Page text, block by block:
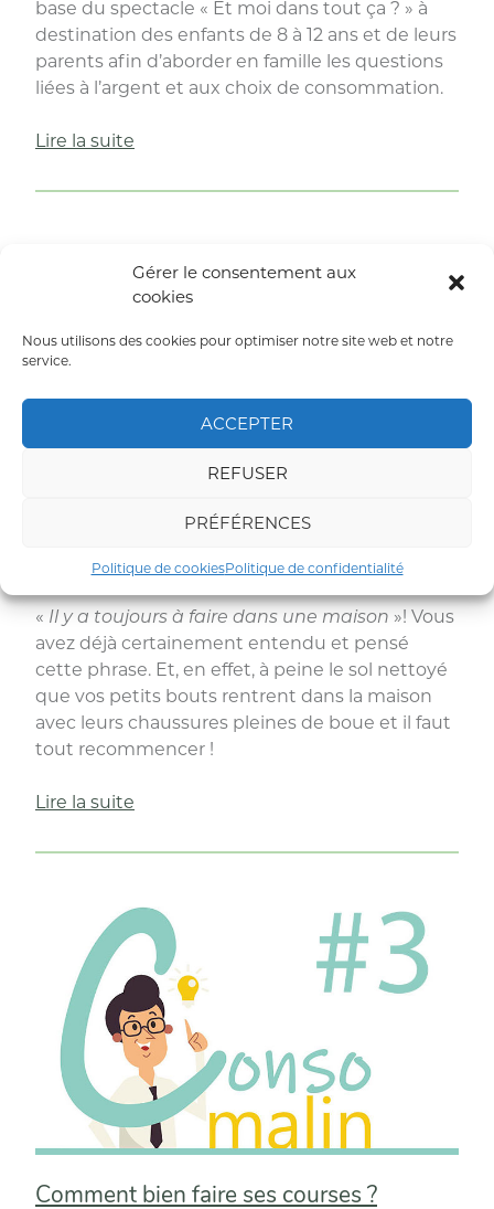
Gérer le consentement aux
cookies
Nous utilisons des cookies pour optimiser notre site web et notre
service.
ACCEPTER
REFUSER
PRÉFÉRENCES
Politique de cookiesPolitique de confidentialité
base du spectacle « Et moi dans tout ça ? » à
destination des enfants de 8 à 12 ans et de leurs
parents afin d’aborder en famille les questions
liées à l’argent et aux choix de consommation.
Lire la suite
dans
une
animation
famille
de
Je prépare mes produits d’entretien moi-
même !
« Il y a toujours à faire dans une maison »! Vous
avez déjà certainement entendu et pensé
cette phrase. Et, en effet, à peine le sol nettoyé
que vos petits bouts rentrent dans la maison
avec leurs chaussures pleines de boue et il faut
tout recommencer !
Lire la suite
mes
d’entretien
moi-
même
! »
Comment bien faire ses courses ?